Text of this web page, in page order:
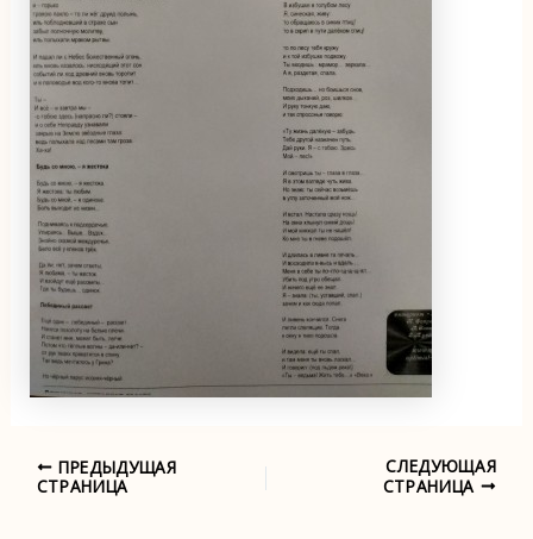
Навигация
ПРЕДЫДУЩАЯ
СТРАНИЦА
СЛЕДУЮЩАЯ
СТРАНИЦА